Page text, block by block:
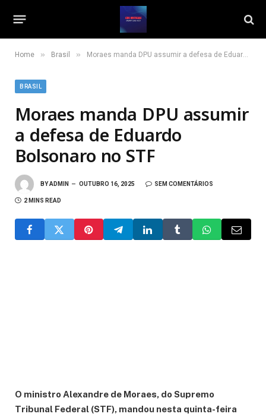
Home » Brasil » Moraes manda DPU assumir a defesa de Eduardo Bolsonaro no STF
BRASIL
Moraes manda DPU assumir
a defesa de Eduardo
Bolsonaro no STF
BYADMIN OUTUBRO 16, 2025 SEM COMENTÁRIOS
2 MINS READ
O ministro Alexandre de Moraes, do Supremo
Tribunal Federal (STF), mandou nesta quinta-feira